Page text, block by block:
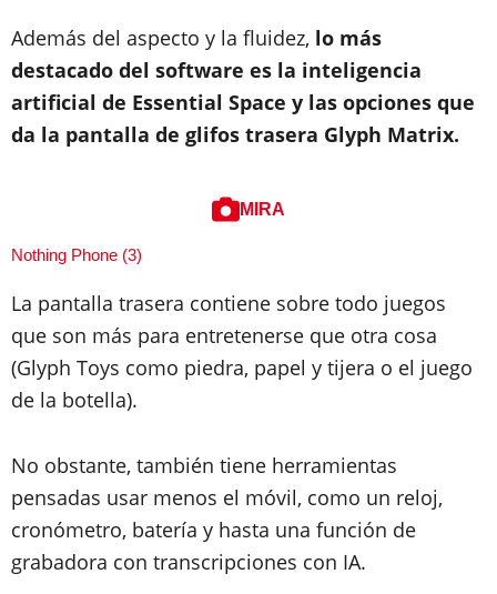
Además del aspecto y la fluidez, lo más
destacado del software es la inteligencia
artificial de Essential Space y las opciones que
da la pantalla de glifos trasera Glyph Matrix.
MIRA
Nothing Phone (3)
La pantalla trasera contiene sobre todo juegos
que son más para entretenerse que otra cosa
(Glyph Toys como piedra, papel y tijera o el juego
de la botella).
No obstante, también tiene herramientas
pensadas usar menos el móvil, como un reloj,
cronómetro, batería y hasta una función de
grabadora con transcripciones con IA.